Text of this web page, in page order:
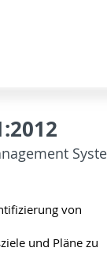
von
und Pläne zu